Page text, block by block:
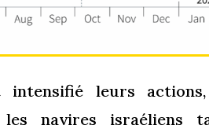
leurs
navires israéliens